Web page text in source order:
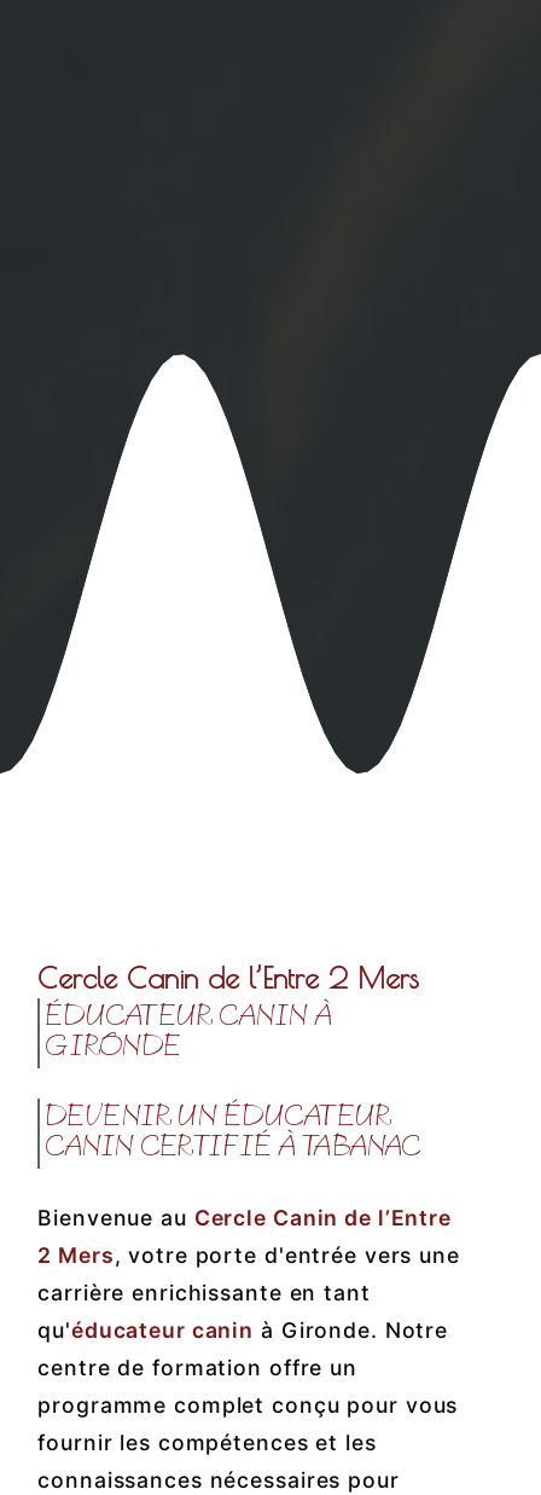
Cercle Canin de l’Entre 2 Mers
ÉDUCATEUR CANIN À
GIRONDE
DEVENIR UN ÉDUCATEUR
CANIN CERTIFIÉ À TABANAC
Bienvenue au Cercle Canin de l’Entre
2 Mers, votre porte d'entrée vers une
carrière enrichissante en tant
qu'éducateur canin à Gironde. Notre
centre de formation offre un
programme complet conçu pour vous
fournir les compétences et les
connaissances nécessaires pour